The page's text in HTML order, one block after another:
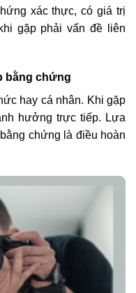
xác thực, có giá trị
gặp phải vấn đề liên
bằng chứng
hay cá nhân. Khi gặp
hưởng trực tiếp. Lựa
chứng là điều hoàn